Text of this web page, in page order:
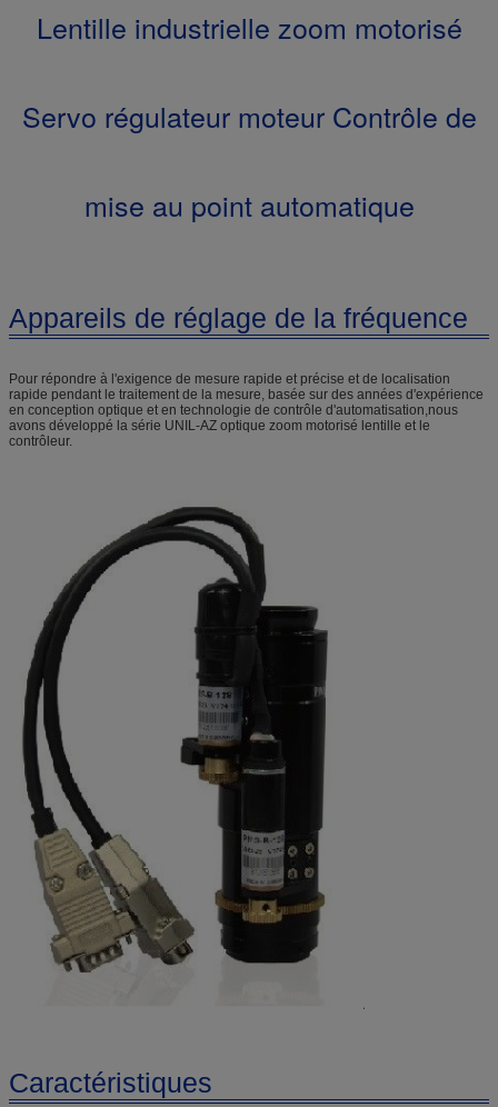
Lentille industrielle zoom motorisé
Servo régulateur moteur Contrôle de
mise au point automatique
Appareils de réglage de la fréquence
Pour répondre à l'exigence de mesure rapide et précise et de localisation
rapide pendant le traitement de la mesure, basée sur des années d'expérience
en conception optique et en technologie de contrôle d'automatisation,nous
avons développé la série UNIL-AZ optique zoom motorisé lentille et le
contrôleur.
Caractéristiques